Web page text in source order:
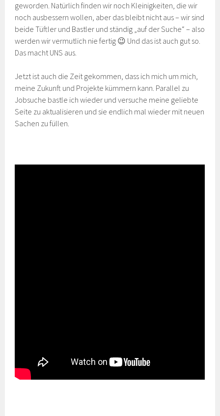
geworden. Natürlich finden wir noch Kleinigkeiten, die wir
noch ausbessern wollen, aber das bleibt nicht aus – wir sind
beide Tüftler und Bastler und ständig „auf der Suche“ – also
werden wir vermutlich nie fertig 😉 Und das ist auch gut so.
Das macht UNS aus.
Jetzt ist auch die Zeit gekommen, dass ich mich um mich,
meine Zukunft und Projekte kümmern kann. Parallel zu
Jobsuche bastle ich wieder und versuche meine geliebte
Seite zu aktualisieren und sie endlich mal wieder mit neuen
Sachen zu füllen.